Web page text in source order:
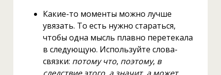
Какие-то моменты можно лучше
увязать. То есть нужно стараться,
чтобы одна мысль плавно перетекала
в следующую. Используйте слова-
связки: потому что, поэтому, в
следствие этого, а значит, а может